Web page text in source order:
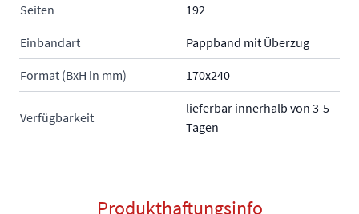
Seiten 192
Einbandart Pappband mit Überzug
Format (BxH in mm) 170x240
Verfügbarkeit
lieferbar innerhalb von 3-5
Tagen
Produkthaftungsinfo